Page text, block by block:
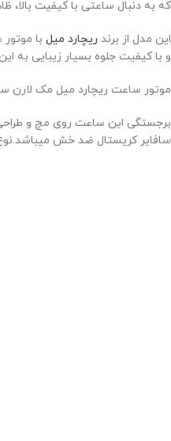
که به دنبال ساعتی با کیفیت
این مدل از برند ریچارد میل با
و با کیفیت جلوه بسیار زیبایی به
موتور ساعت ریچارد میل مک
برجستگی این ساعت روی مچ و
سافایر کریستال ضد خش